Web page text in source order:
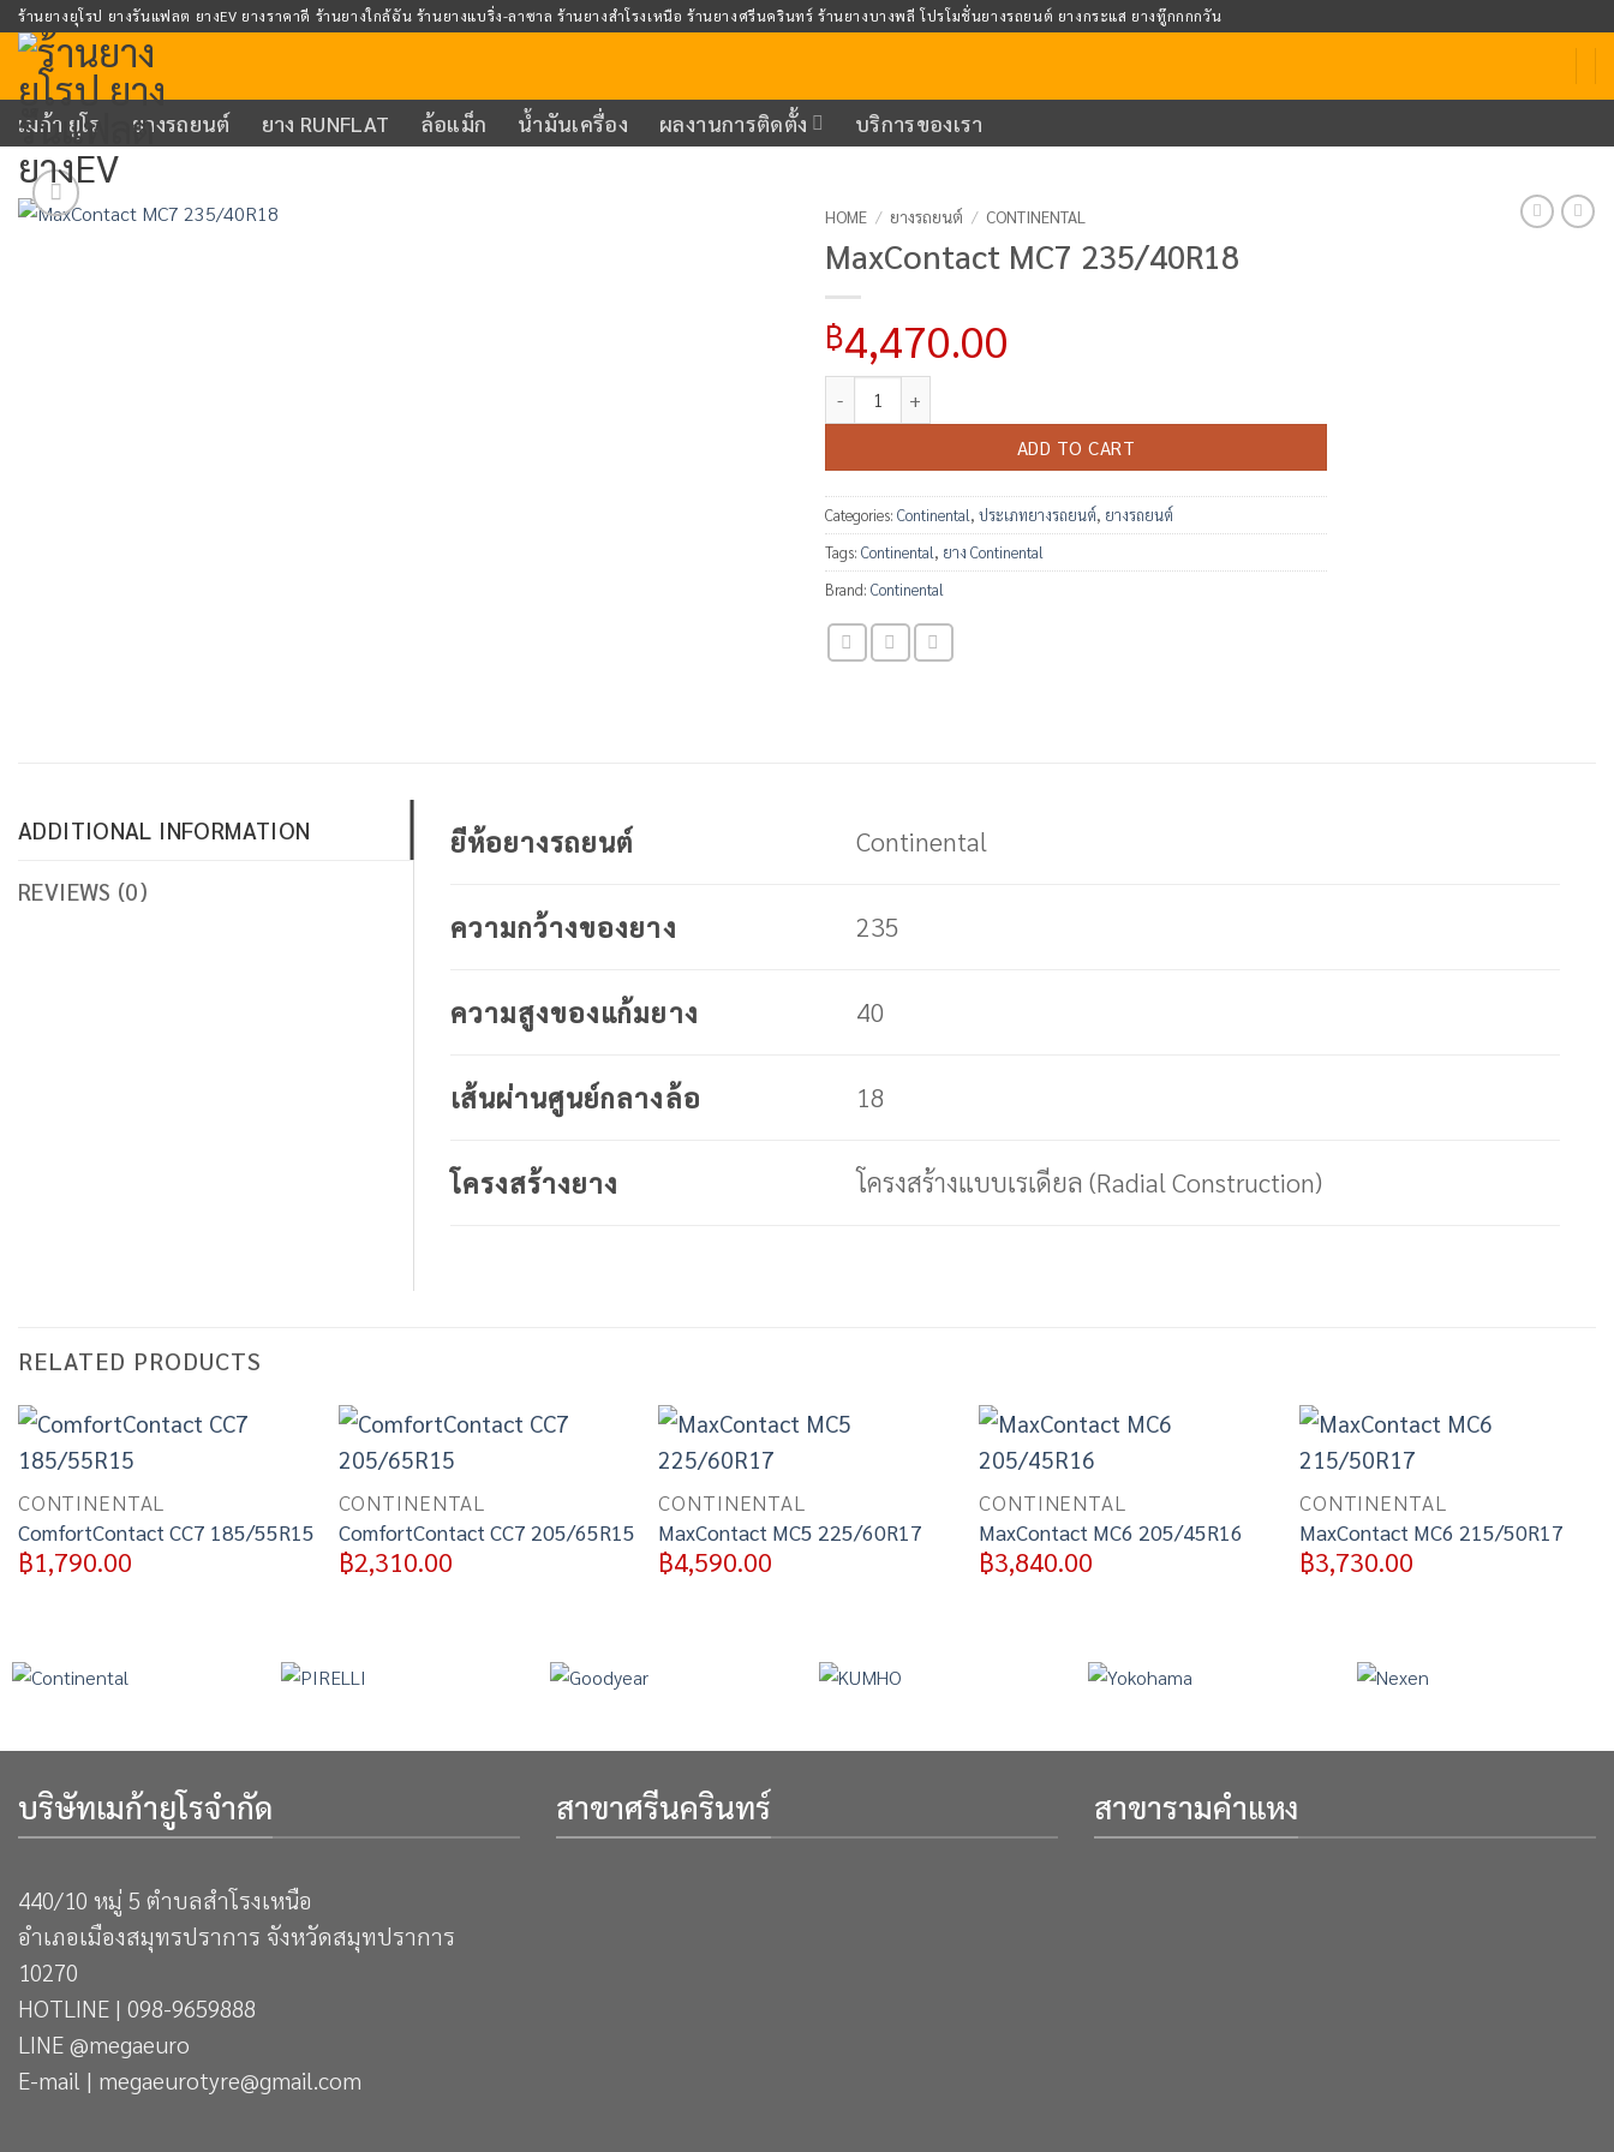
Skip
content
ร้านยางยุโรป ยางรันแฟลต ยางEV ยางราคาดี ร้านยางใกล้ฉัน ร้านยางแบริ่ง-ลาซาล ร้านยางสำโรงเหนือ ร้านยางศรีนครินทร์ ร้านยางบางพลี โปรโมชั่นยางรถยนต์ ยางกระแส ยางทู๊กกกกวัน
เมก้า ยูโร ยางรถยนต์ ยาง RUNFLAT ล้อแม็ก น้ำมันเครื่อง ผลงานการติดตั้ง บริการของเรา
HOME / ยางรถยนต์ / CONTINENTAL
MaxContact MC7 235/40R18
฿4,470.00
ADD TO CART
Categories: Continental, ประเภทยางรถยนต์, ยางรถยนต์
Tags: Continental, ยาง Continental
Brand: Continental
ADDITIONAL INFORMATION
REVIEWS (0)
ยีห้อยางรถยนต์ Continental
ความกว้างของยาง 235
ความสูงของแก้มยาง 40
เส้นผ่านศูนย์กลางล้อ 18
โครงสร้างยาง โครงสร้างแบบเรเดียล (Radial Construction)
RELATED PRODUCTS
CONTINENTAL
ComfortContact CC7 185/55R15
฿1,790.00
CONTINENTAL
ComfortContact CC7 205/65R15
฿2,310.00
CONTINENTAL
MaxContact MC5 225/60R17
฿4,590.00
CONTINENTAL
MaxContact MC6 205/45R16
฿3,840.00
CONTINENTAL
MaxContact MC6 215/50R17
฿3,730.00
บริษัทเมก้ายูโรจำกัด
440/10 หมู่ 5 ตำบลสำโรงเหนือ
อำเภอเมืองสมุทรปราการ จังหวัดสมุทปราการ
10270
HOTLINE | 098-9659888
LINE @megaeuro
E-mail | megaeurotyre@gmail.com
สาขาศรีนครินทร์ สาขารามคำแหง